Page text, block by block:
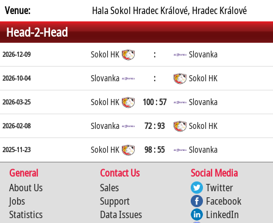
Venue:
Hala Sokol Hradec Králové, Hradec Králové
Head-2-Head
2026-12-09 Sokol HK : Slovanka
2026-10-04 Slovanka : Sokol HK
2026-03-25 Sokol HK 100 : 57 Slovanka
2026-02-08 Slovanka 72 : 93 Sokol HK
2025-11-23 Sokol HK 98 : 55 Slovanka
General Contact Us
Social Media
About Us
Jobs
Statistics
Sales
Support
Data Issues
Twitter
Facebook
LinkedIn